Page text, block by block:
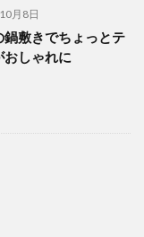
月8日
鍋敷きでちょっとテ
おしゃれに